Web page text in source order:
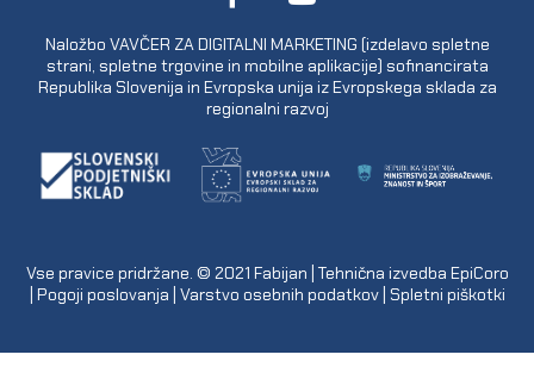
Naložbo VAVČER ZA DIGITALNI MARKETING (izdelavo spletne
strani, spletne trgovine in mobilne aplikacije) sofinancirata
Republika Slovenija in Evropska unija iz Evropskega sklada za
regionalni razvoj
Vse pravice pridržane. © 2021 Fabijan | Tehnična izvedba EpiCoro
Pogoji poslovanja Varstvo osebnih podatkov| Spletni piškotki